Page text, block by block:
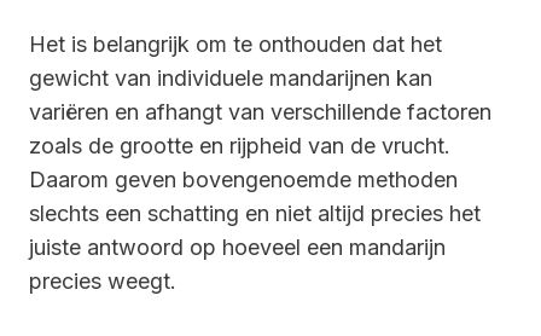
Het is belangrijk om te onthouden dat het
gewicht van individuele mandarijnen kan
variëren en afhangt van verschillende factoren
zoals de grootte en rijpheid van de vrucht.
Daarom geven bovengenoemde methoden
slechts een schatting en niet altijd precies het
juiste antwoord op hoeveel een mandarijn
precies weegt.